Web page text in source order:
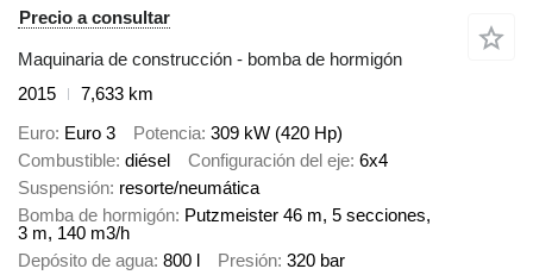
Precio a consultar
Maquinaria de construcción - bomba de hormigón
2015
7,633 km
Euro Euro 3 Potencia 309 kW (420 Hp)
Combustible diésel Configuración del eje 6x4
Suspensión resorte/neumática
Bomba de hormigón Putzmeister 46 m, 5 secciones,
3 m, 140 m3/h
Depósito de agua 800 l Presión 320 bar